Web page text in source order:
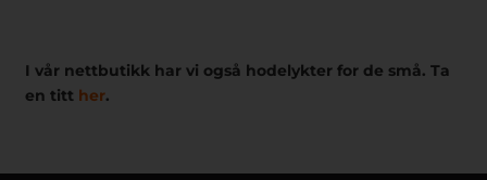
I vår nettbutikk har vi også hodelykter for de små. Ta
en titt her.